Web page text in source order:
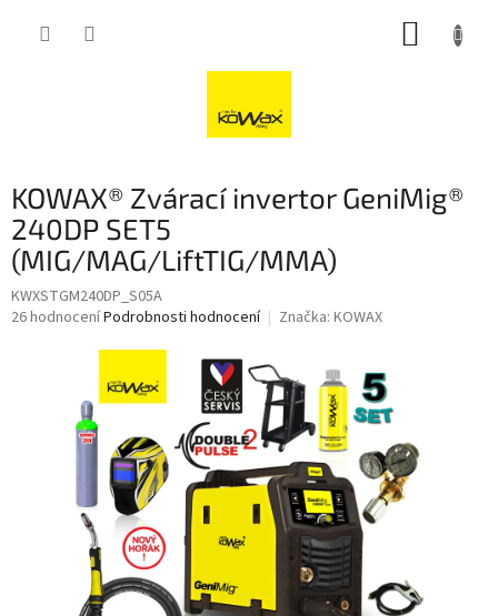
KOWAX® Zvárací invertor GeniMig®
240DP SET5
(MIG/MAG/LiftTIG/MMA)
KWXSTGM240DP_S05A
Průměrné
26 hodnoceníPodrobnosti hodnocení Značka: KOWAX